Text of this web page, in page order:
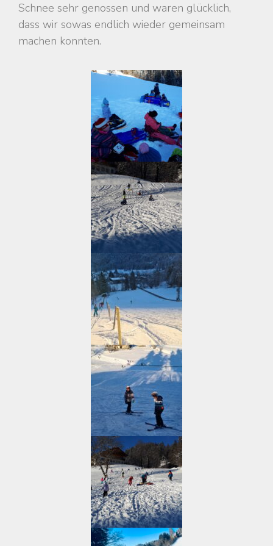
Schnee sehr genossen und waren glücklich,
dass wir sowas endlich wieder gemeinsam
machen konnten.